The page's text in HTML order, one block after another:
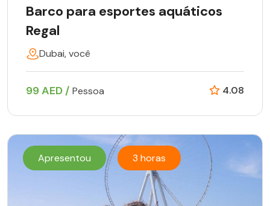
Barco para esportes aquáticos
Regal
Dubai, você
99 AED / Pessoa 4.08
Apresentou 3 horas